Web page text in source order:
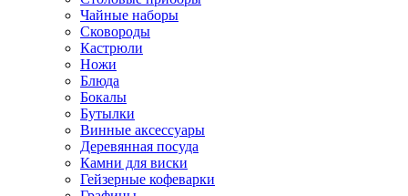
Чайные наборы
Сковороды
Кастрюли
Ножи
Блюда
Бокалы
Бутылки
Винные аксессуары
Деревянная посуда
Камни для виски
Гейзерные кофеварки